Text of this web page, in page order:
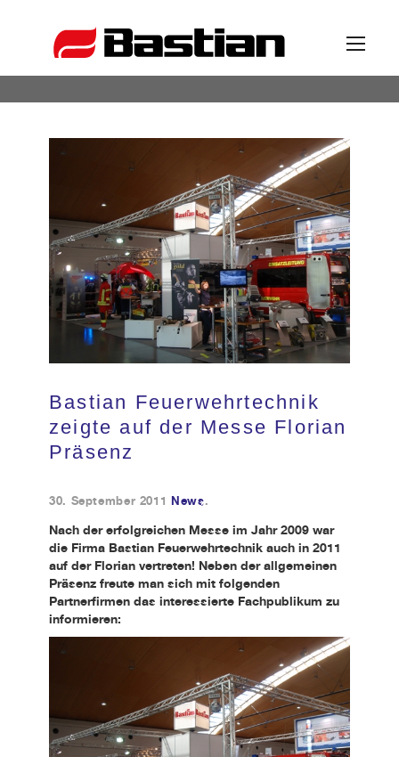
Unternehmen
Ansprechpartner
News
Katalog
Kundendienst
Kontakt
Bastian Feuerwehrtechnik
zeigte auf der Messe Florian
Präsenz
30. September 2011 News.
Nach der erfolgreichen Messe im Jahr 2009 war
die Firma Bastian Feuerwehrtechnik auch in 2011
auf der Florian vertreten! Neben der allgemeinen
Präsenz freute man sich mit folgenden
Partnerfirmen das interessierte Fachpublikum zu
informieren: